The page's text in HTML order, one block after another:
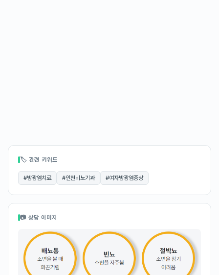
🏷 관련 키워드
#방광염치료 #인천비뇨기과 #여자방광염증상
📷 상담 이미지